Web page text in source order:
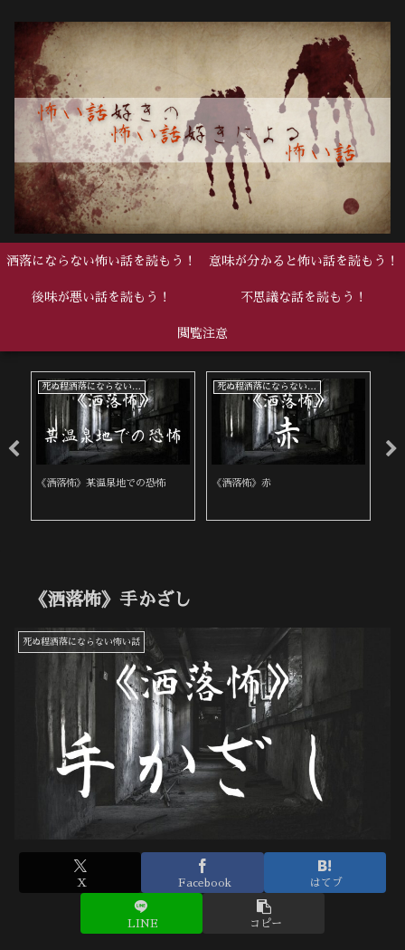
洒落にならない怖い話を読もう！ 意味が分かると怖い話を読もう！
後味が悪い話を読もう！ 不思議な話を読もう！
閲覧注意
死ぬ程洒落にならない怖い話
《洒落怖》某温泉地での恐怖
死ぬ程洒落にならない怖い話
《洒落怖》赤
《洒落怖》手かざし
死ぬ程洒落にならない怖い話
X Facebook はてブ
LINE コピー